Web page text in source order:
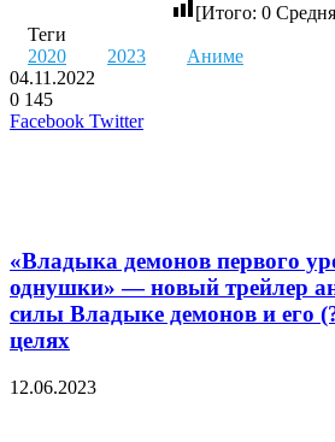
[Итого: 0
Теги
2020
2023
Аниме
04.11.2022
0 145
Facebook TwitterLinkedIn
Pinterest
Вконтакте
Одноклассники
Skype
WhatsApp
Telegram
Viber
«Владыка демонов первого
однушки» — новый трейлер
силы Владыке демонов и его
целях
12.06.2023